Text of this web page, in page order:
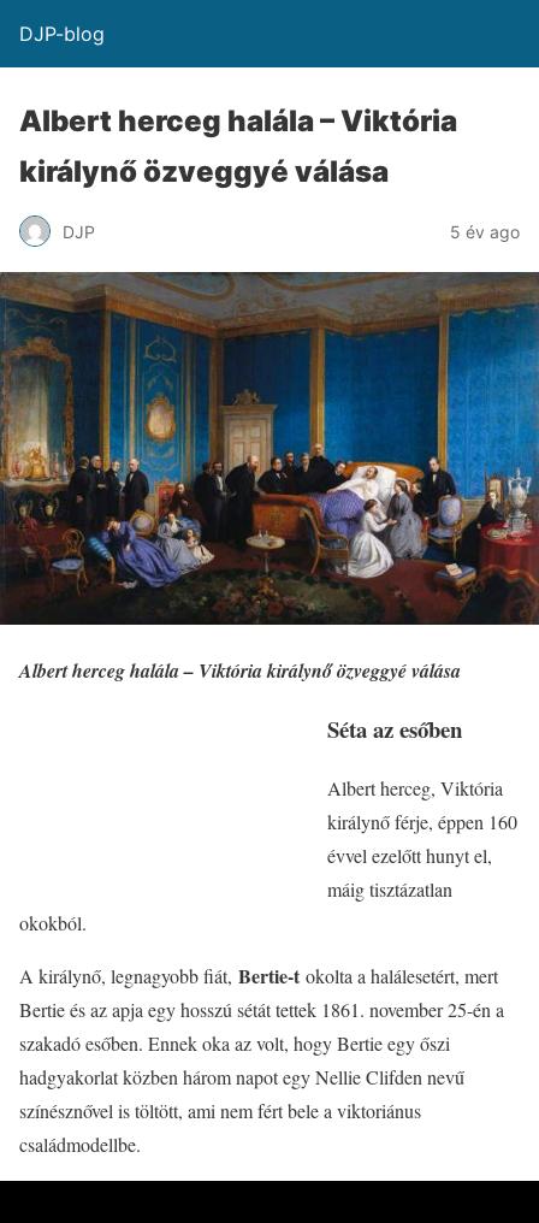
DJP-blog
Albert herceg halála – Viktória
királynő özveggyé válása
DJP 5 év ago
Albert herceg halála – Viktória királynő özveggyé válása
Séta az esőben
Albert herceg, Viktória
királynő férje, éppen 160
évvel ezelőtt hunyt el,
máig tisztázatlan
okokból.
A királynő, legnagyobb fiát, Bertie-t okolta a halálesetért, mert
Bertie és az apja egy hosszú sétát tettek 1861. november 25-én a
szakadó esőben. Ennek oka az volt, hogy Bertie egy őszi
hadgyakorlat közben három napot egy Nellie Clifden nevű
színésznővel is töltött, ami nem fért bele a viktoriánus
családmodellbe.